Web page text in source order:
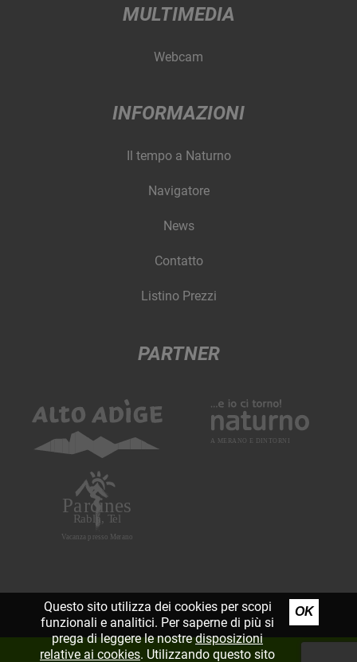
MULTIMEDIA
Webcam
INFORMAZIONI
Il tempo a Naturno
Navigatore
News
Contatto
Listino Prezzi
PARTNER
Questo sito utilizza dei cookies per scopi
funzionali e analitici. Per saperne di più si
prega di leggere le nostredisposizioni
relative ai cookies. Utilizzando questo sito
OK